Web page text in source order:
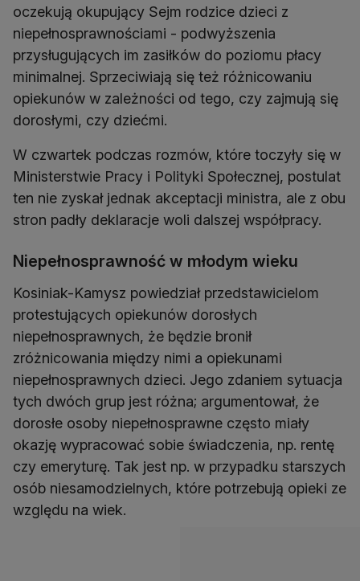
oczekują okupujący Sejm rodzice dzieci z
niepełnosprawnościami - podwyższenia
przysługujących im zasiłków do poziomu płacy
minimalnej. Sprzeciwiają się też różnicowaniu
opiekunów w zależności od tego, czy zajmują się
dorosłymi, czy dziećmi.
W czwartek podczas rozmów, które toczyły się w
Ministerstwie Pracy i Polityki Społecznej, postulat
ten nie zyskał jednak akceptacji ministra, ale z obu
stron padły deklaracje woli dalszej współpracy.
Niepełnosprawność w młodym wieku
Kosiniak-Kamysz powiedział przedstawicielom
protestujących opiekunów dorosłych
niepełnosprawnych, że będzie bronił
zróżnicowania między nimi a opiekunami
niepełnosprawnych dzieci. Jego zdaniem sytuacja
tych dwóch grup jest różna; argumentował, że
dorosłe osoby niepełnosprawne często miały
okazję wypracować sobie świadczenia, np. rentę
czy emeryturę. Tak jest np. w przypadku starszych
osób niesamodzielnych, które potrzebują opieki ze
względu na wiek.